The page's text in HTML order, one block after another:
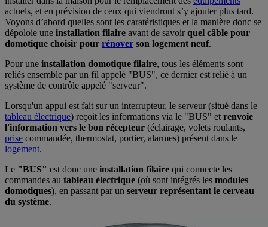
actuels, et en prévision de ceux qui viendront s’y ajouter plus tard.
Voyons d’abord quelles sont les caratéristiques et la manière donc se
dépoloie une installation filaire avant de savoirquel câble pour
domotique choisir pour rénover son logement neuf.
Pour une installation domotique filaire, tous les éléments sont
reliés ensemble par un fil appelé "BUS", ce dernier est relié à un
système de contrôle appelé "serveur".
Lorsqu'un appui est fait sur un interrupteur, le serveur (situé dans le
tableau électrique) reçoit les informations via le "BUS" et renvoie
l'information vers le bon récepteur (éclairage, volets roulants,
prise commandée, thermostat, portier, alarmes) présent dans le
logement.
Le "BUS" est donc une installation filaire qui connecte les
commandes au tableau électrique (où sont intégrés les modules
domotiques), en passant par un serveur représentant le cerveau
du système.